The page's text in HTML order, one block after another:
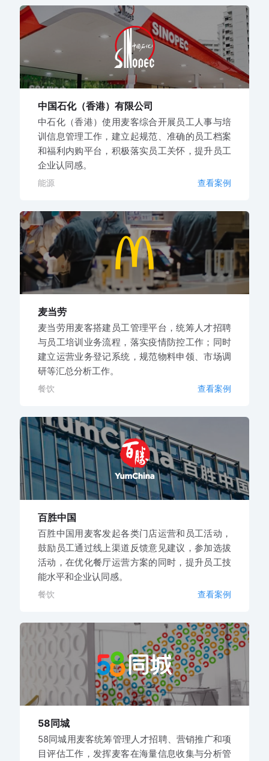
中国石化（香港）有限公司
中石化（香港）使用麦客综合开展员工人事与培
训信息管理工作，建立起规范、准确的员工档案
和福利内购平台，积极落实员工关怀，提升员工
企业认同感。
能源 查看案例
麦当劳
麦当劳用麦客搭建员工管理平台，统筹人才招聘
与员工培训业务流程，落实疫情防控工作；同时
建立运营业务登记系统，规范物料申领、市场调
研等汇总分析工作。
餐饮 查看案例
百胜中国
百胜中国用麦客发起各类门店运营和员工活动，
鼓励员工通过线上渠道反馈意见建议，参加选拔
活动，在优化餐厅运营方案的同时，提升员工技
能水平和企业认同感。
餐饮 查看案例
58同城
58同城用麦客统筹管理人才招聘、营销推广和项
目评估工作，发挥麦客在海量信息收集与分析管